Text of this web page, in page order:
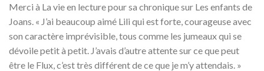
Merci à La vie en lecture pour sa chronique sur Les enfants de
Joans. « J’ai beaucoup aimé Lili qui est forte, courageuse avec
son caractère imprévisible, tous comme les jumeaux qui se
dévoile petit à petit. J’avais d’autre attente sur ce que peut
être le Flux, c’est très différent de ce que je m’y attendais. »